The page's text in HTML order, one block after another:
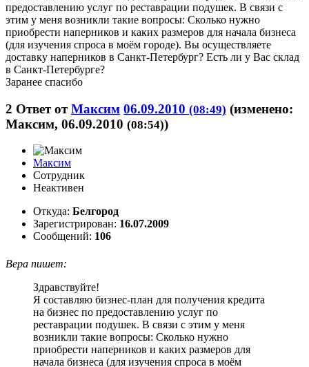
предоставлению услуг по реставрации подушек. В связи с
этим у меня возникли такие вопросы: Сколько нужно
приобрести наперников и каких размеров для начала бизнеса
(для изучения спроса в моём городе). Вы осуществляете
доставку наперников в Санкт-Петербург? Есть ли у Вас склад
в Санкт-Петербурге?
Заранее спасибо
2 Ответ отМаксим 06.09.2010 (08:49) (изменено:
Максим, 06.09.2010 (08:54))
Максим
Сотрудник
Неактивен
Откуда: Белгород
Зарегистрирован: 16.07.2009
Сообщений: 106
Вера пишет:
Здравствуйте!
Я составляю бизнес-план для получения кредита
на бизнес по предоставлению услуг по
реставрации подушек. В связи с этим у меня
возникли такие вопросы: Сколько нужно
приобрести наперников и каких размеров для
начала бизнеса (для изучения спроса в моём